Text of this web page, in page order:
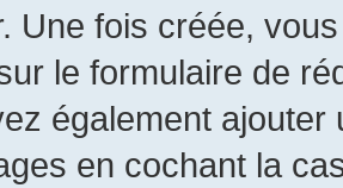
Une fois créée,
le formulaire de
également
en cochant la